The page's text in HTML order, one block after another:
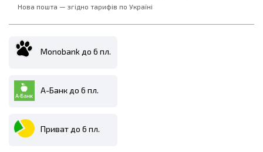
Нова пошта — згідно тарифів по Україні
Monobank до 6 пл.
А-Банк до 6 пл.
Приват до 6 пл.